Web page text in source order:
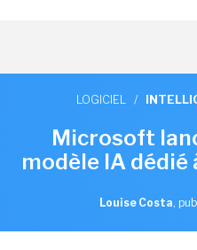
LOGICIEL /
Microsoft
modèle IA
Louise Costa,